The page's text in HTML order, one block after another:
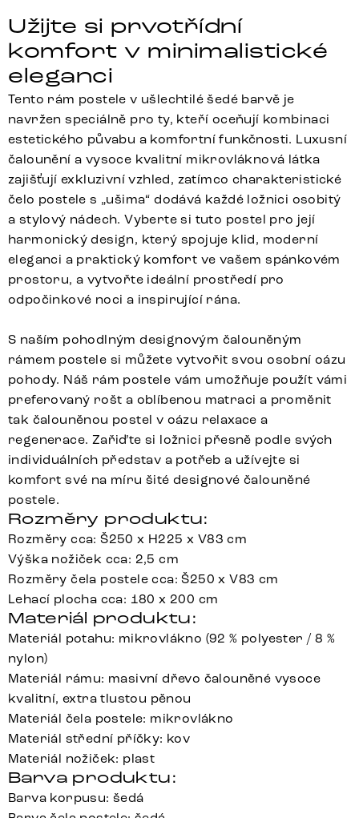
Užijte si prvotřídní
komfort v minimalistické
eleganci
Tento rám postele v ušlechtilé šedé barvě je
navržen speciálně pro ty, kteří oceňují kombinaci
estetického půvabu a komfortní funkčnosti. Luxusní
čalounění a vysoce kvalitní mikrovláknová látka
zajišťují exkluzivní vzhled, zatímco charakteristické
čelo postele s „ušima“ dodává každé ložnici osobitý
a stylový nádech. Vyberte si tuto postel pro její
harmonický design, který spojuje klid, moderní
eleganci a praktický komfort ve vašem spánkovém
prostoru, a vytvořte ideální prostředí pro
odpočinkové noci a inspirující rána.
S naším pohodlným designovým čalouněným
rámem postele si můžete vytvořit svou osobní oázu
pohody. Náš rám postele vám umožňuje použít vámi
preferovaný rošt a oblíbenou matraci a proměnit
tak čalouněnou postel v oázu relaxace a
regenerace. Zařiďte si ložnici přesně podle svých
individuálních představ a potřeb a užívejte si
komfort své na míru šité designové čalouněné
postele.
Rozměry produktu:
Rozměry cca: Š250 x H225 x V83 cm
Výška nožiček cca: 2,5 cm
Rozměry čela postele cca: Š250 x V83 cm
Lehací plocha cca: 180 x 200 cm
Materiál produktu:
Materiál potahu: mikrovlákno (92 % polyester / 8 %
nylon)
Materiál rámu: masivní dřevo čalouněné vysoce
kvalitní, extra tlustou pěnou
Materiál čela postele: mikrovlákno
Materiál střední příčky: kov
Materiál nožiček: plast
Barva produktu:
Barva korpusu: šedá